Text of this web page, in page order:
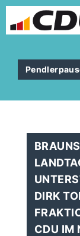
DIRK
CDU IM